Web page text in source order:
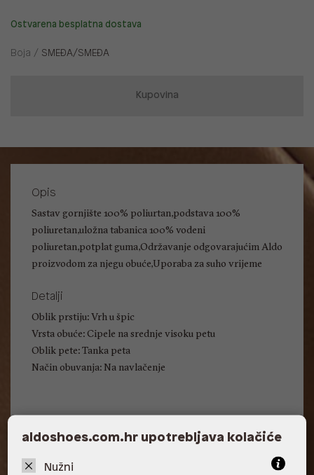
Ostvarena besplatna dostava
Boja / SMEĐA/SMEĐA
Kupovina
Opis
Sastav gornjište 100% poliurtan,podstava 100%
poliuretan,uložna tabanica 100% vodeni
poliuretan,potplat guma,Održavanje odgovarajućim Aldo
proizvodom za njegu obuće,Uporaba za suho vrijeme
Detalji
Oblik prstiju: Vrh u špic
Vrsta obuće: Cipele na srednje visoku petu
Oblik pete: Tanka peta
Način obuvanja: Na navlačenje
aldoshoes.com.hr upotrebljava kolačiće
Nužni